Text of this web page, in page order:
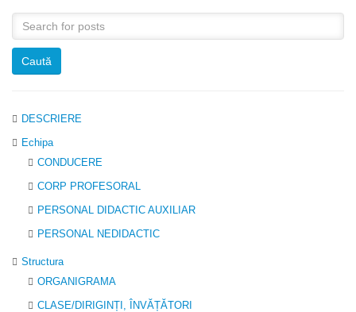
DESCRIERE
Echipa
CONDUCERE
CORP PROFESORAL
PERSONAL DIDACTIC AUXILIAR
PERSONAL NEDIDACTIC
Structura
ORGANIGRAMA
CLASE/DIRIGINȚI, ÎNVĂȚĂTORI